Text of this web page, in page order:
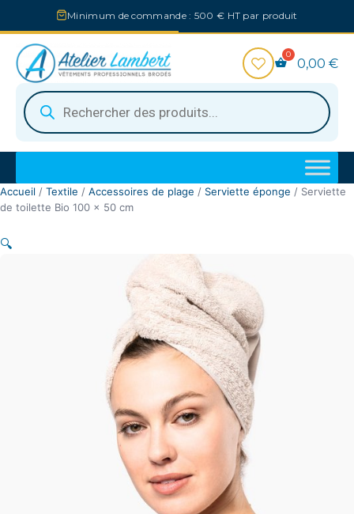
au
contenu
Minimum de commande : 500 € HT par produit
Recherche
de
produits
0,00 €
Accueil / Textile / Accessoires de plage / Serviette éponge / Serviette
de toilette Bio 100 x 50 cm
🔍